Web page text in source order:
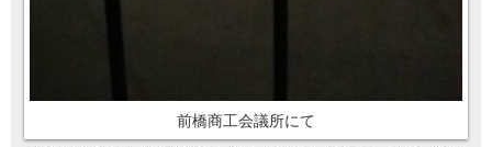
前橋商工会議所にて